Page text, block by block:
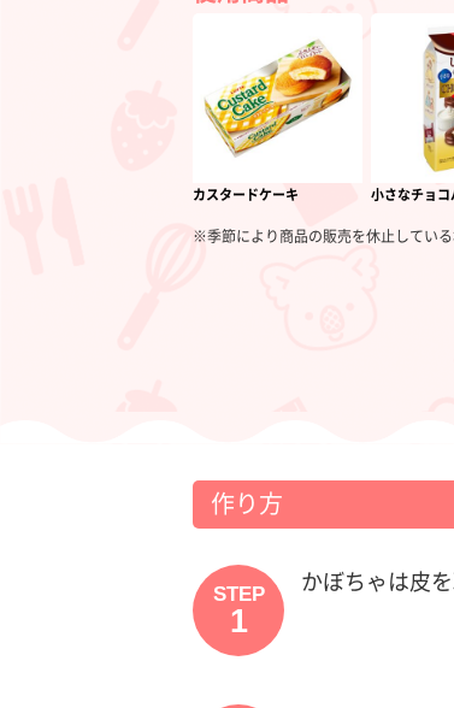
カスタードケーキ 小さなチョコ
※季節により商品の販売を休止している
作り方
STEP
1
かぼちゃは皮